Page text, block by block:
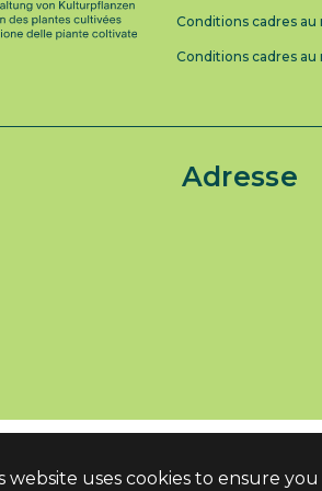
website uses cookies to ensure
Conditions cadres au
Conditions cadres au
Adresse